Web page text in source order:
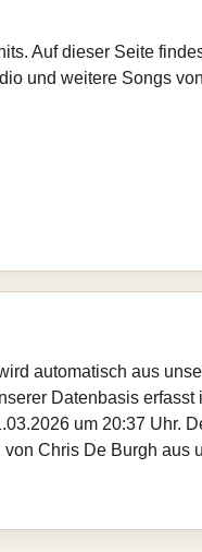
Auf dieser Seite
und weitere Songs
automatisch aus
Datenbasis erfasst
um 20:37 Uhr.
Chris De Burgh aus